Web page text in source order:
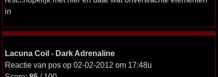
in
Lacuna Coil - Dark Adrenaline
Reactie van pos op 02-02-2012 om 17:48u